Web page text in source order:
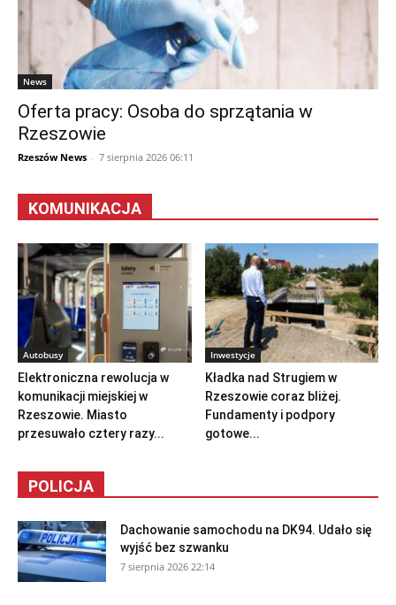
News
Oferta pracy: Osoba do sprzątania w
Rzeszowie
Rzeszów News - 7 sierpnia 2026 06:11
KOMUNIKACJA
Autobusy
Elektroniczna rewolucja w
komunikacji miejskiej w
Rzeszowie. Miasto
przesuwało cztery razy...
Inwestycje
Kładka nad Strugiem w
Rzeszowie coraz bliżej.
Fundamenty i podpory
gotowe...
POLICJA
Dachowanie samochodu na DK94. Udało się
wyjść bez szwanku
7 sierpnia 2026 22:14